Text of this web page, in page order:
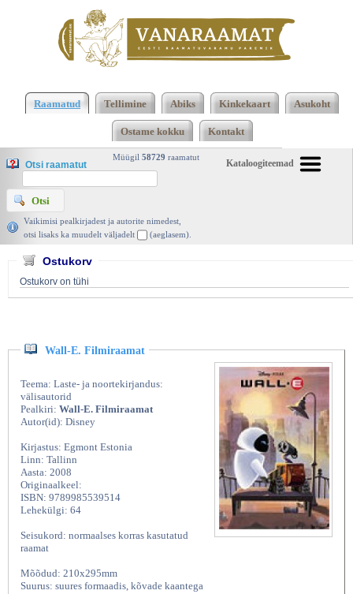
Filmiraamat, Disney, Egmont Estonia 2008 |
vanaraamat. ee
Raamatud Tellimine Abiks Kinkekaart Asukoht
Ostame kokku Kontakt
Kataloogiteemad
Müügil 58729 raamatut
Otsi raamatut
Vaikimisi pealkirjadest ja autorite nimedest,
otsi lisaks ka muudelt väljadelt
(aeglasem).
Ostukorv
Ostukorv on tühi
Wall-E. Filmiraamat
Teema: Laste- ja noortekirjandus:
välisautorid
Pealkiri: Wall-E. Filmiraamat
Autor(id): Disney
Kirjastus: Egmont Estonia
Linn: Tallinn
Aasta: 2008
Originaalkeel:
ISBN: 9789985539514
Lehekülgi: 64
Seisukord: normaalses korras kasutatud
raamat
Mõõdud: 210x295mm
Suurus: suures formaadis, kõvade kaantega